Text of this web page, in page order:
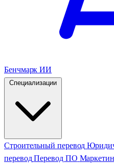
Бенчмарк ИИ
Строительный перевод
перевод Перевод ПО